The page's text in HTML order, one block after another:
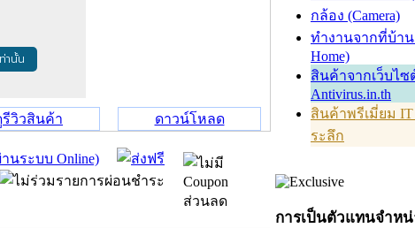
านั้น
ดาวน์โหลด
รีวิวสินค้า
กล้อง (Camera)
ทำงานจากที่บ้าน
Home)
สินค้าจากเว็บไซ
Antivirus.in.th
สินค้าพรีเมี่ยม
ระลึก
การเป็นตัวแทนจำห